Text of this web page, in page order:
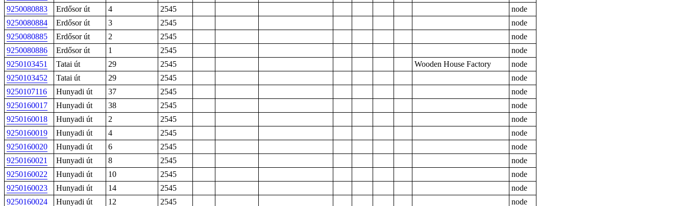
9250080883
Erdősor út 4 2545
node
9250080884
Erdősor út 3 2545
node
9250080885
Erdősor út 2 2545
node
9250080886
Erdősor út 1 2545
node
9250103451
Tatai út 29 2545 Wooden House Factory
node
9250103452
Tatai út 29 2545
node
9250107116
Hunyadi út 37 2545
node
9250160017
Hunyadi út 38 2545
node
9250160018
Hunyadi út 2 2545
node
9250160019
Hunyadi út 4 2545
node
9250160020
Hunyadi út 6 2545
node
9250160021
Hunyadi út 8 2545
node
9250160022
Hunyadi út 10 2545
node
9250160023
Hunyadi út 14 2545
node
9250160024
Hunyadi út 12 2545
node